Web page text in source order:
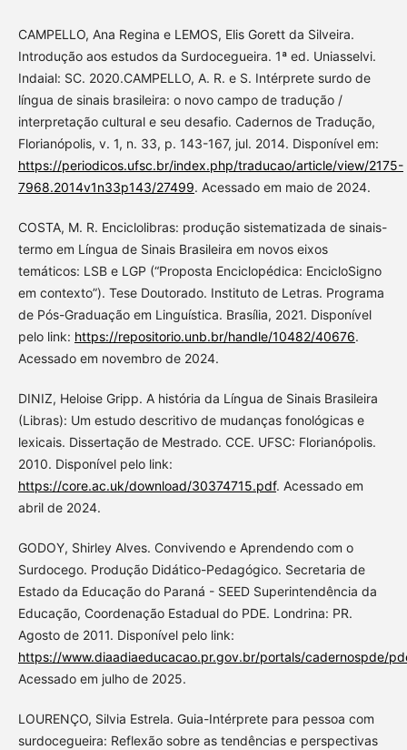
CAMPELLO, Ana Regina e LEMOS, Elis Gorett da Silveira.
Introdução aos estudos da Surdocegueira. 1ª ed. Uniasselvi.
Indaial: SC. 2020.CAMPELLO, A. R. e S. Intérprete surdo de
língua de sinais brasileira: o novo campo de tradução /
interpretação cultural e seu desafio. Cadernos de Tradução,
Florianópolis, v. 1, n. 33, p. 143-167, jul. 2014. Disponível em:
https://periodicos.ufsc.br/index.php/traducao/article/view/2175-
7968.2014v1n33p143/27499. Acessado em maio de 2024.
COSTA, M. R. Enciclolibras: produção sistematizada de sinais-
termo em Língua de Sinais Brasileira em novos eixos
temáticos: LSB e LGP (“Proposta Enciclopédica: EncicloSigno
em contexto”). Tese Doutorado. Instituto de Letras. Programa
de Pós-Graduação em Linguística. Brasília, 2021. Disponível
pelo link: https://repositorio.unb.br/handle/10482/40676.
Acessado em novembro de 2024.
DINIZ, Heloise Gripp. A história da Língua de Sinais Brasileira
(Libras): Um estudo descritivo de mudanças fonológicas e
lexicais. Dissertação de Mestrado. CCE. UFSC: Florianópolis.
2010. Disponível pelo link:
https://core.ac.uk/download/30374715.pdf. Acessado em
abril de 2024.
GODOY, Shirley Alves. Convivendo e Aprendendo com o
Surdocego. Produção Didático-Pedagógico. Secretaria de
Estado da Educação do Paraná - SEED Superintendência da
Educação, Coordenação Estadual do PDE. Londrina: PR.
Agosto de 2011. Disponível pelo link:
https://www.diaadiaeducacao.pr.gov.br/portals/cadernospde/
Acessado em julho de 2025.
LOURENÇO, Silvia Estrela. Guia-Intérprete para pessoa com
surdocegueira: Reflexão sobre as tendências e perspectivas